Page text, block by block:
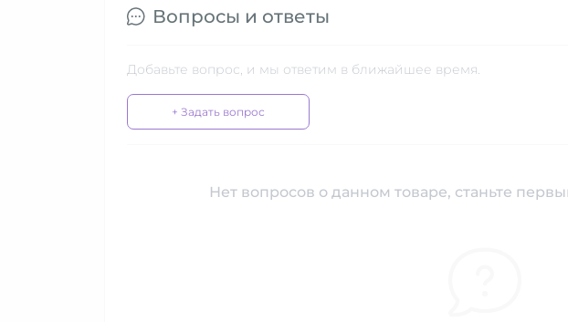
Вопросы и ответы
Добавьте вопрос, и мы ответим в ближайшее время.
+ Задать вопрос
Нет вопросов о данном товаре, станьте